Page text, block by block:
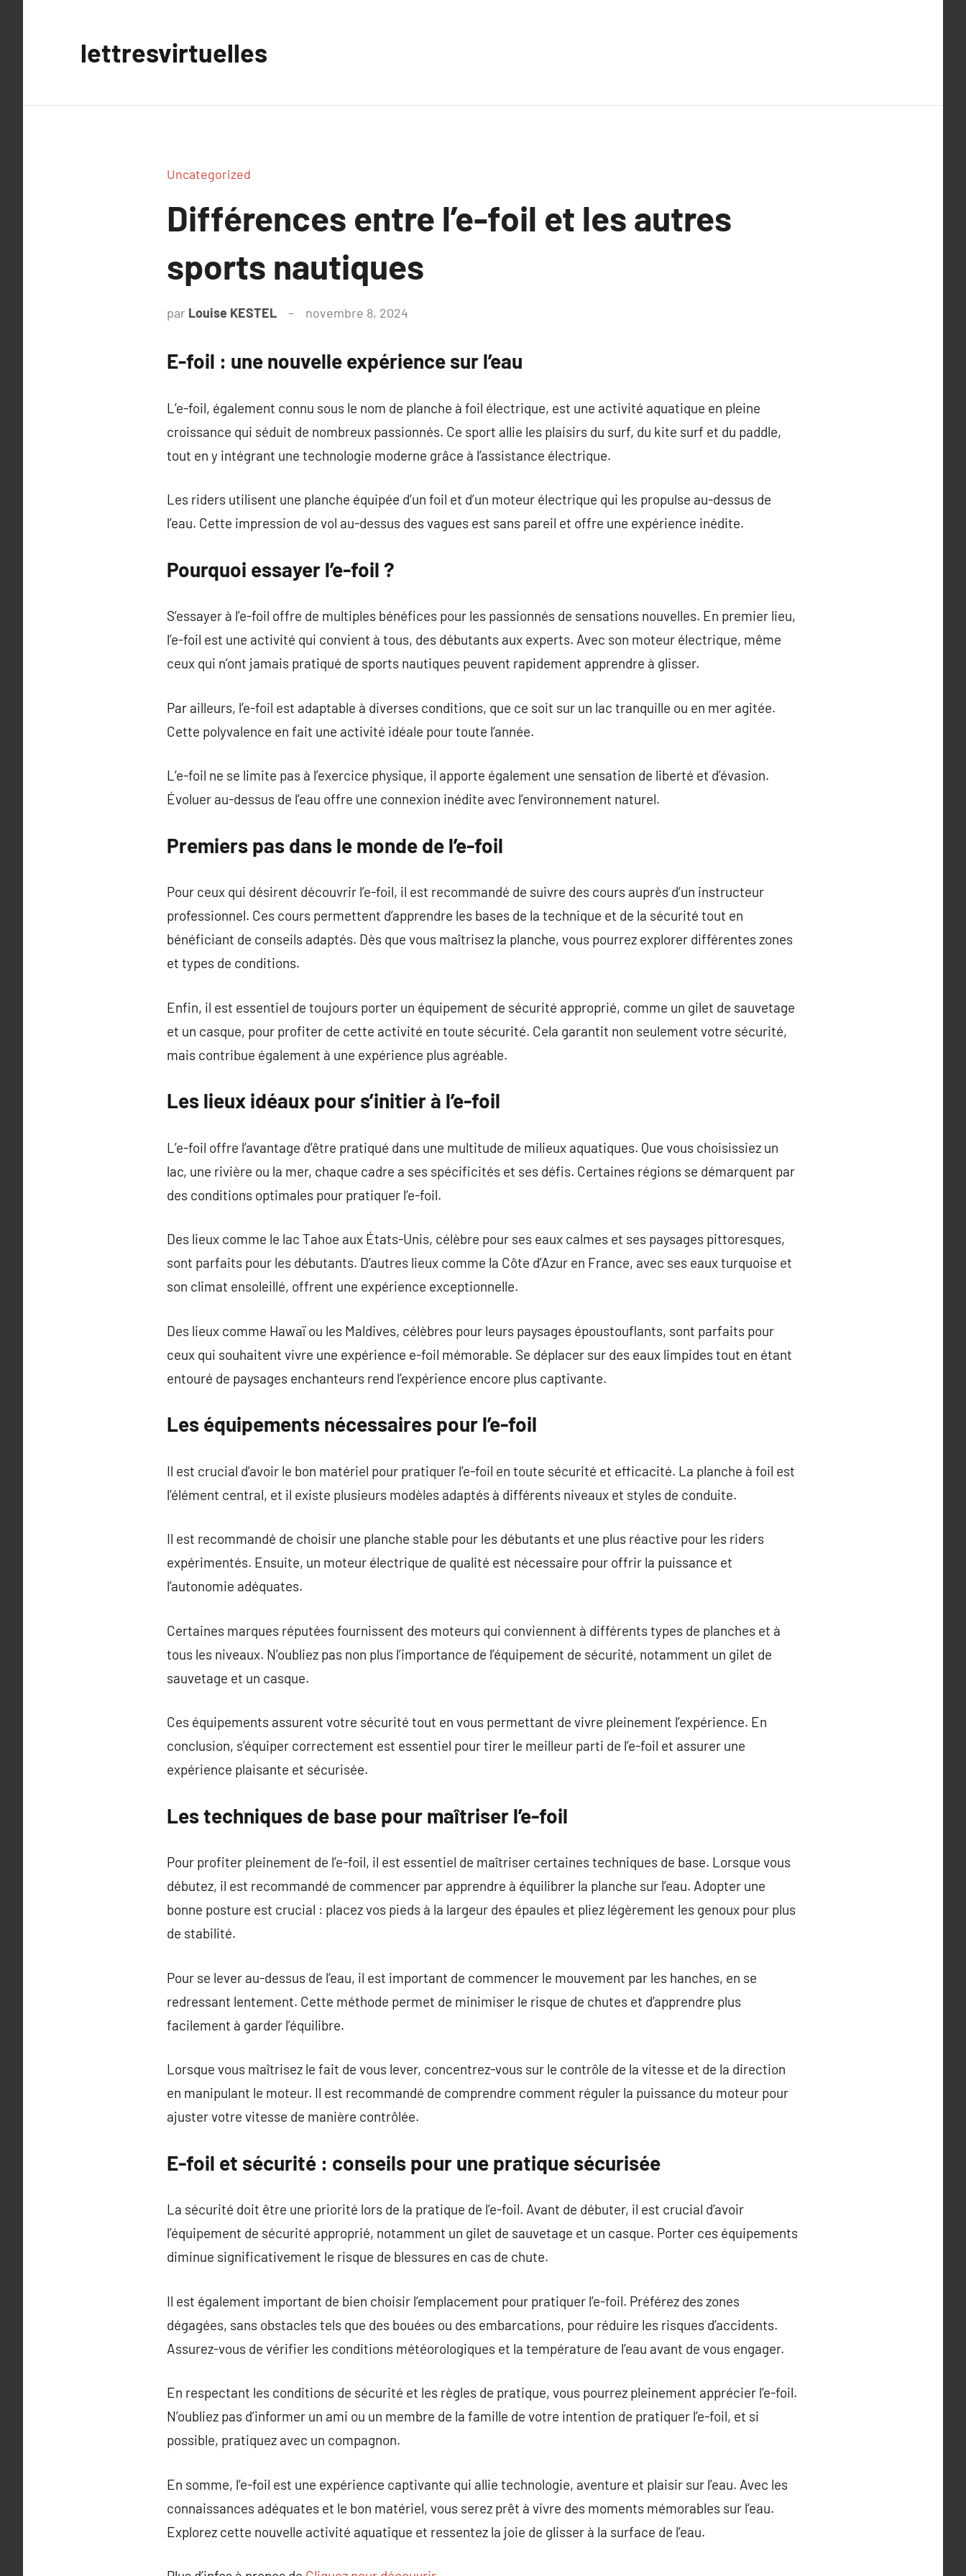
lettresvirtuelles
Uncategorized
Différences entre l’e-foil et les autres
sports nautiques
par Louise KESTEL novembre 8, 2024
E-foil : une nouvelle expérience sur l’eau
L’e-foil, également connu sous le nom de planche à foil électrique, est une activité aquatique en pleine
croissance qui séduit de nombreux passionnés. Ce sport allie les plaisirs du surf, du kite surf et du paddle,
tout en y intégrant une technologie moderne grâce à l’assistance électrique.
Les riders utilisent une planche équipée d’un foil et d’un moteur électrique qui les propulse au-dessus de
l’eau. Cette impression de vol au-dessus des vagues est sans pareil et offre une expérience inédite.
Pourquoi essayer l’e-foil ?
S’essayer à l’e-foil offre de multiples bénéfices pour les passionnés de sensations nouvelles. En premier lieu,
l’e-foil est une activité qui convient à tous, des débutants aux experts. Avec son moteur électrique, même
ceux qui n’ont jamais pratiqué de sports nautiques peuvent rapidement apprendre à glisser.
Par ailleurs, l’e-foil est adaptable à diverses conditions, que ce soit sur un lac tranquille ou en mer agitée.
Cette polyvalence en fait une activité idéale pour toute l’année.
L’e-foil ne se limite pas à l’exercice physique, il apporte également une sensation de liberté et d’évasion.
Évoluer au-dessus de l’eau offre une connexion inédite avec l’environnement naturel.
Premiers pas dans le monde de l’e-foil
Pour ceux qui désirent découvrir l’e-foil, il est recommandé de suivre des cours auprès d’un instructeur
professionnel. Ces cours permettent d’apprendre les bases de la technique et de la sécurité tout en
bénéficiant de conseils adaptés. Dès que vous maîtrisez la planche, vous pourrez explorer différentes zones
et types de conditions.
Enfin, il est essentiel de toujours porter un équipement de sécurité approprié, comme un gilet de sauvetage
et un casque, pour profiter de cette activité en toute sécurité. Cela garantit non seulement votre sécurité,
mais contribue également à une expérience plus agréable.
Les lieux idéaux pour s’initier à l’e-foil
L’e-foil offre l’avantage d’être pratiqué dans une multitude de milieux aquatiques. Que vous choisissiez un
lac, une rivière ou la mer, chaque cadre a ses spécificités et ses défis. Certaines régions se démarquent par
des conditions optimales pour pratiquer l’e-foil.
Des lieux comme le lac Tahoe aux États-Unis, célèbre pour ses eaux calmes et ses paysages pittoresques,
sont parfaits pour les débutants. D’autres lieux comme la Côte d’Azur en France, avec ses eaux turquoise et
son climat ensoleillé, offrent une expérience exceptionnelle.
Des lieux comme Hawaï ou les Maldives, célèbres pour leurs paysages époustouflants, sont parfaits pour
ceux qui souhaitent vivre une expérience e-foil mémorable. Se déplacer sur des eaux limpides tout en étant
entouré de paysages enchanteurs rend l’expérience encore plus captivante.
Les équipements nécessaires pour l’e-foil
Il est crucial d’avoir le bon matériel pour pratiquer l’e-foil en toute sécurité et efficacité. La planche à foil est
l’élément central, et il existe plusieurs modèles adaptés à différents niveaux et styles de conduite.
Il est recommandé de choisir une planche stable pour les débutants et une plus réactive pour les riders
expérimentés. Ensuite, un moteur électrique de qualité est nécessaire pour offrir la puissance et
l’autonomie adéquates.
Certaines marques réputées fournissent des moteurs qui conviennent à différents types de planches et à
tous les niveaux. N’oubliez pas non plus l’importance de l’équipement de sécurité, notamment un gilet de
sauvetage et un casque.
Ces équipements assurent votre sécurité tout en vous permettant de vivre pleinement l’expérience. En
conclusion, s’équiper correctement est essentiel pour tirer le meilleur parti de l’e-foil et assurer une
expérience plaisante et sécurisée.
Les techniques de base pour maîtriser l’e-foil
Pour profiter pleinement de l’e-foil, il est essentiel de maîtriser certaines techniques de base. Lorsque vous
débutez, il est recommandé de commencer par apprendre à équilibrer la planche sur l’eau. Adopter une
bonne posture est crucial : placez vos pieds à la largeur des épaules et pliez légèrement les genoux pour plus
de stabilité.
Pour se lever au-dessus de l’eau, il est important de commencer le mouvement par les hanches, en se
redressant lentement. Cette méthode permet de minimiser le risque de chutes et d’apprendre plus
facilement à garder l’équilibre.
Lorsque vous maîtrisez le fait de vous lever, concentrez-vous sur le contrôle de la vitesse et de la direction
en manipulant le moteur. Il est recommandé de comprendre comment réguler la puissance du moteur pour
ajuster votre vitesse de manière contrôlée.
E-foil et sécurité : conseils pour une pratique sécurisée
La sécurité doit être une priorité lors de la pratique de l’e-foil. Avant de débuter, il est crucial d’avoir
l’équipement de sécurité approprié, notamment un gilet de sauvetage et un casque. Porter ces équipements
diminue significativement le risque de blessures en cas de chute.
Il est également important de bien choisir l’emplacement pour pratiquer l’e-foil. Préférez des zones
dégagées, sans obstacles tels que des bouées ou des embarcations, pour réduire les risques d’accidents.
Assurez-vous de vérifier les conditions météorologiques et la température de l’eau avant de vous engager.
En respectant les conditions de sécurité et les règles de pratique, vous pourrez pleinement apprécier l’e-foil.
N’oubliez pas d’informer un ami ou un membre de la famille de votre intention de pratiquer l’e-foil, et si
possible, pratiquez avec un compagnon.
En somme, l’e-foil est une expérience captivante qui allie technologie, aventure et plaisir sur l’eau. Avec les
connaissances adéquates et le bon matériel, vous serez prêt à vivre des moments mémorables sur l’eau.
Explorez cette nouvelle activité aquatique et ressentez la joie de glisser à la surface de l’eau.